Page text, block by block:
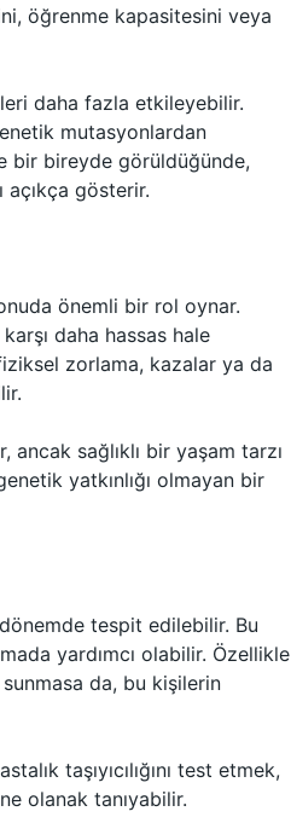
öğrenme kapasitesini veya
daha fazla etkileyebilir.
mutasyonlardan
bir bireyde görüldüğünde,
açıkça gösterir.
önemli bir rol oynar.
daha hassas hale
zorlama, kazalar ya da
sağlıklı bir yaşam tarzı
yatkınlığı olmayan bir
tespit edilebilir. Bu
yardımcı olabilir. Özellikle
da, bu kişilerin
taşıyıcılığını test etmek,
olanak tanıyabilir.